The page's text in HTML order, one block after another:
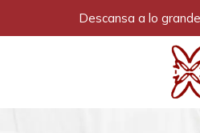
Descansa a lo